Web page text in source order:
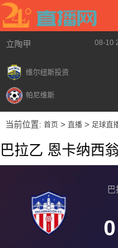
立陶甲 08-10
维尔纽斯投资
帕尼维斯
当前位置: 首页> 直播> 足球直
巴拉乙 恩卡纳西
0